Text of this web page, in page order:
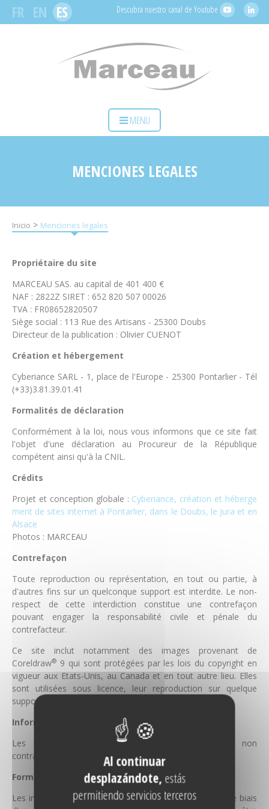
FR EN ES Descubra nuestro canal de Youtube
INICIO
NUESTRAS SOLUCIONES
MENU
MENCIONES LEGALES
Inicio > Menciones legales
Propriétaire du site
MARCEAU SAS. au capital de 401 400 €
NAF : 2822Z SIRET : 652 820 507 00026
TVA : FR08652820507
Siège social : 113 Rue des Artisans - 25300 Doubs
Directeur de la publication : Olivier CUENOT
Création et hébergement
Cyberiance SARL - 1, place de l'Europe - 25300 Pontarlier - Tél
(+33)3.81.39.01.41
Formalités de déclaration
Conformément à la loi, nous vous informons que ce site fait
l'objet d'une déclaration au Procureur de la République
compétent ainsi qu'à la CNIL.
Crédits
Projet et conception globale : Cyberiance, création et héberge
ment de sites internet à Pontarlier, dans le Doubs, le Jura et en
Alsace
Photos : MARCEAU
Contrefaçon
Toute reproduction ou représentation, en tout ou partie, à
d'autres fins sur un quelconque support est interdite. Le non-
respect de cette interdiction constitue une contrefaçon
pouvant engager la responsabilité civile et pénale du
contrefacteur.
Ce site inclut notamment des images provenant de
Coreldraw® 9 qui sont protégées par les lois du copyright en
vigueur aux Etats-Unis, au Canada et en tout autre lieu. Elles
sont utilisées sous licence, leur reproduction sur quelque
support que ce soit est donc strictement interdite.
Informations commerciales
Les informations contenues dans ce service sont non
contractuelles et sujettes à modification sans préavis.
Formulaire de contact
Les informations recueillies auprès des personnes par le biais
Panel de gestión de cookies
Al continuar
desplazándote, estás
permitiendo servicios terceros